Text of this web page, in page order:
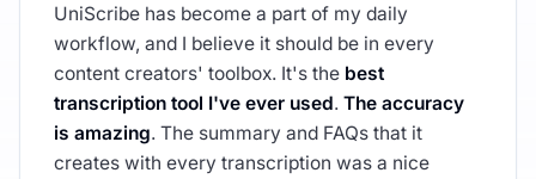
UniScribe has become a part of my daily
workflow, and I believe it should be in every
content creators' toolbox. It's the best
transcription tool I've ever used. The accuracy
is amazing. The summary and FAQs that it
creates with every transcription was a nice